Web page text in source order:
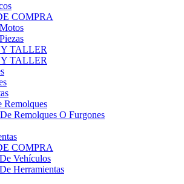
COMPRA
TALLER
TALLER
Remolques
Remolques O Furgones
COMPRA
Vehículos
Herramientas